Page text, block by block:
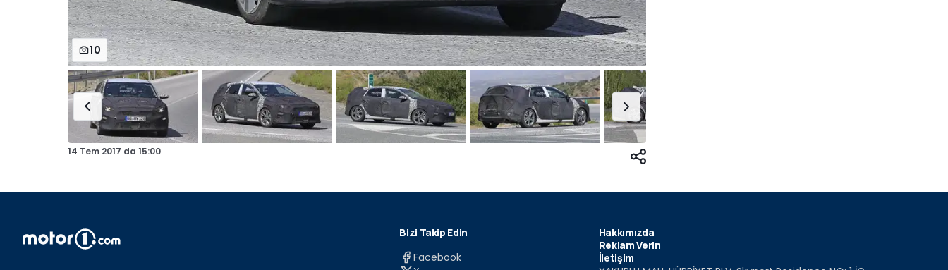
10
14 Tem 2017 da 15:00
Bizi Takip Edin
Facebook
Hakkımızda
Reklam Verin
İletişim